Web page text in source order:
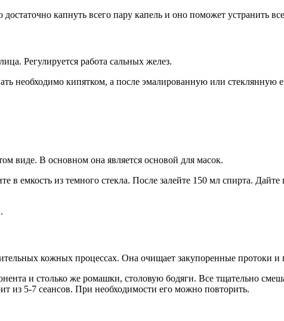
капнуть всего пару капель и оно поможет устранить
Регулируется работа сальных желез.
необходимо кипятком, а после эмалированную или стеклянную
виде. В основном она является основой для масок.
в емкость из темного стекла. После залейте 150 мл спирта.
кожных процессах. Она очищает закупоренные протоки и
и столько же ромашки, столовую бодяги. Все тщательно
из 5-7 сеансов. При необходимости его можно повторить.